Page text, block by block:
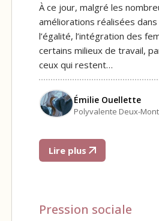
À ce jour, malgré les
améliorations réalisées
l’égalité, l’intégration des
certains milieux de travail,
ceux qui restent…
Émilie Ouellette
Polyvalente Deux-
Lire plus
Pression sociale